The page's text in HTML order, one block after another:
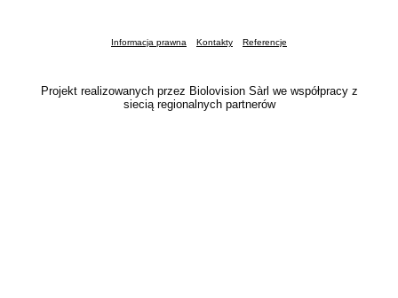
Informacja prawna Kontakty Referencje
Projekt realizowanych przez Biolovision Sàrl we współpracy z
siecią regionalnych partnerów